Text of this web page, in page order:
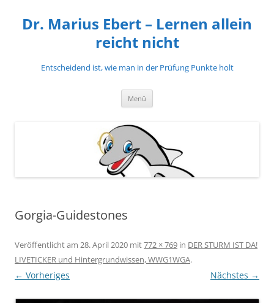
springen
Dr. Marius Ebert – Lernen allein
reicht nicht
Entscheidend ist, wie man in der Prüfung Punkte holt
Menü
Gorgia-Guidestones
Veröffentlicht am 28. April 2020 mit772 × 769 in DER STURM IST DA!
LIVETICKER und Hintergrundwissen, WWG1WGA.
← Vorheriges Nächstes →